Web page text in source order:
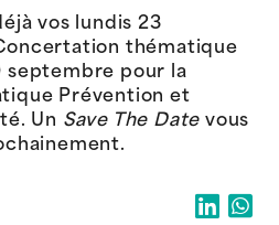
vos lundis 23
thématique
septembre pour la
Prévention et
Un Save The Date vous